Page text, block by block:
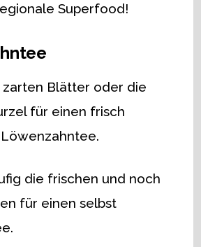
Superfood!
Blätter oder die
für einen frisch
die frischen und noch
für einen selbst